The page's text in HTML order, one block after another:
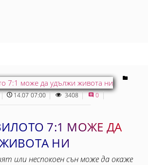
14.07 07:00 3408 0
7:1 МОЖЕ ДА
НИ
или неспокоен сън може да окаже